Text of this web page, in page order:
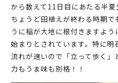
から数えて11日目にあたる半夏
ちょうど田植えが終わる時期で
うに稲が大地に根付きますよ
始まりとされています。特に
流れが速いので「立って歩く
力もうま味も別格！！